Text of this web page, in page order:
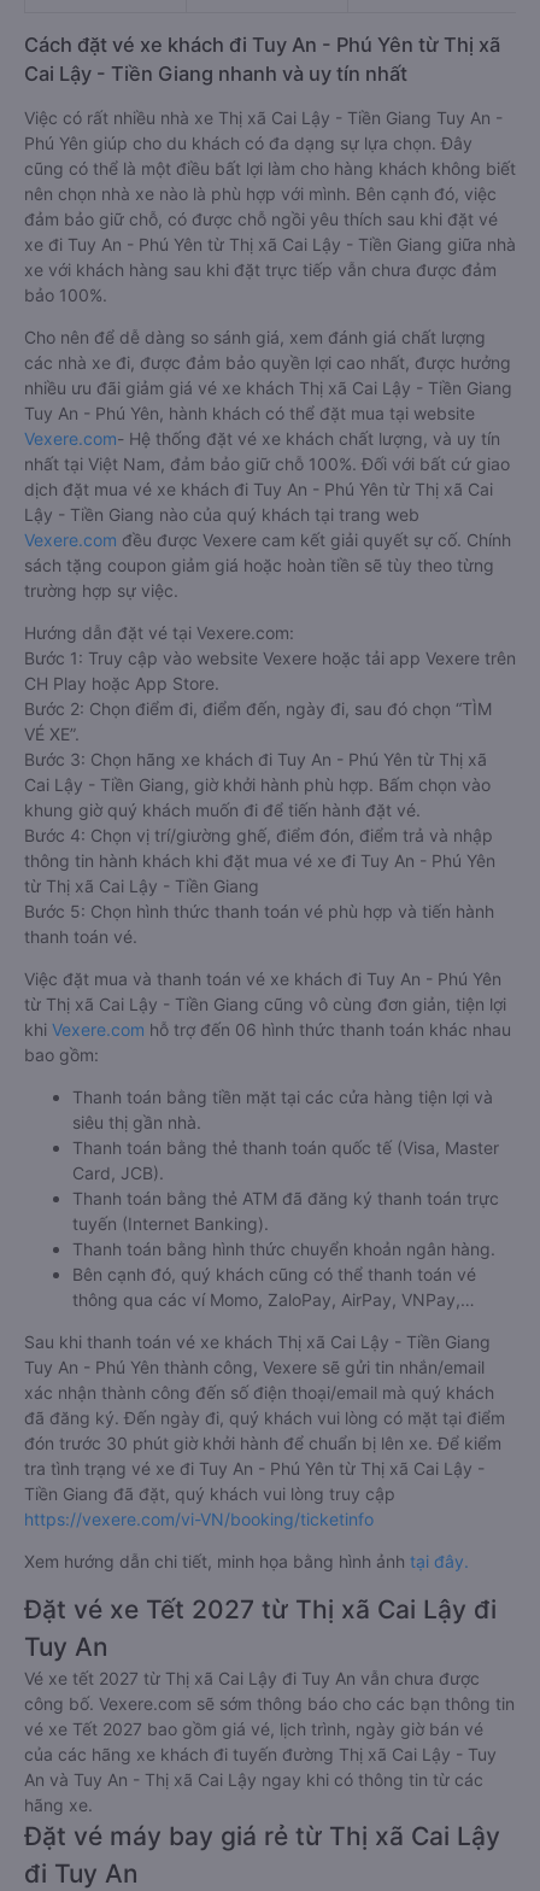
Cách đặt vé xe khách đi Tuy An - Phú Yên từ Thị xã
Cai Lậy - Tiền Giang nhanh và uy tín nhất
Việc có rất nhiều nhà xe Thị xã Cai Lậy - Tiền Giang Tuy An -
Phú Yên giúp cho du khách có đa dạng sự lựa chọn. Đây
cũng có thể là một điều bất lợi làm cho hàng khách không biết
nên chọn nhà xe nào là phù hợp với mình. Bên cạnh đó, việc
đảm bảo giữ chỗ, có được chỗ ngồi yêu thích sau khi đặt vé
xe đi Tuy An - Phú Yên từ Thị xã Cai Lậy - Tiền Giang giữa nhà
xe với khách hàng sau khi đặt trực tiếp vẫn chưa được đảm
bảo 100%.
Cho nên để dễ dàng so sánh giá, xem đánh giá chất lượng
các nhà xe đi, được đảm bảo quyền lợi cao nhất, được hưởng
nhiều ưu đãi giảm giá vé xe khách Thị xã Cai Lậy - Tiền Giang
Tuy An - Phú Yên, hành khách có thể đặt mua tại website
Vexere.com- Hệ thống đặt vé xe khách chất lượng, và uy tín
nhất tại Việt Nam, đảm bảo giữ chỗ 100%. Đối với bất cứ giao
dịch đặt mua vé xe khách đi Tuy An - Phú Yên từ Thị xã Cai
Lậy - Tiền Giang nào của quý khách tại trang web
Vexere.com đều được Vexere cam kết giải quyết sự cố. Chính
sách tặng coupon giảm giá hoặc hoàn tiền sẽ tùy theo từng
trường hợp sự việc.
Hướng dẫn đặt vé tại Vexere.com:
Bước 1: Truy cập vào website Vexere hoặc tải app Vexere trên
CH Play hoặc App Store.
Bước 2: Chọn điểm đi, điểm đến, ngày đi, sau đó chọn “TÌM
VÉ XE”.
Bước 3: Chọn hãng xe khách đi Tuy An - Phú Yên từ Thị xã
Cai Lậy - Tiền Giang, giờ khởi hành phù hợp. Bấm chọn vào
khung giờ quý khách muốn đi để tiến hành đặt vé.
Bước 4: Chọn vị trí/giường ghế, điểm đón, điểm trả và nhập
thông tin hành khách khi đặt mua vé xe đi Tuy An - Phú Yên
từ Thị xã Cai Lậy - Tiền Giang
Bước 5: Chọn hình thức thanh toán vé phù hợp và tiến hành
thanh toán vé.
Việc đặt mua và thanh toán vé xe khách đi Tuy An - Phú Yên
từ Thị xã Cai Lậy - Tiền Giang cũng vô cùng đơn giản, tiện lợi
khi Vexere.com hỗ trợ đến 06 hình thức thanh toán khác nhau
bao gồm:
Thanh toán bằng tiền mặt tại các cửa hàng tiện lợi và
siêu thị gần nhà.
Thanh toán bằng thẻ thanh toán quốc tế (Visa, Master
Card, JCB).
Thanh toán bằng thẻ ATM đã đăng ký thanh toán trực
tuyến (Internet Banking).
Thanh toán bằng hình thức chuyển khoản ngân hàng.
Bên cạnh đó, quý khách cũng có thể thanh toán vé
thông qua các ví Momo, ZaloPay, AirPay, VNPay,…
Sau khi thanh toán vé xe khách Thị xã Cai Lậy - Tiền Giang
Tuy An - Phú Yên thành công, Vexere sẽ gửi tin nhắn/email
xác nhận thành công đến số điện thoại/email mà quý khách
đã đăng ký. Đến ngày đi, quý khách vui lòng có mặt tại điểm
đón trước 30 phút giờ khởi hành để chuẩn bị lên xe. Để kiểm
tra tình trạng vé xe đi Tuy An - Phú Yên từ Thị xã Cai Lậy -
Tiền Giang đã đặt, quý khách vui lòng truy cập
https://vexere.com/vi-VN/booking/ticketinfo
Xem hướng dẫn chi tiết, minh họa bằng hình ảnh tại đây.
Đặt vé xe Tết 2027 từ Thị xã Cai Lậy đi
Tuy An
Vé xe tết 2027 từ Thị xã Cai Lậy đi Tuy An vẫn chưa được
công bố. Vexere.com sẽ sớm thông báo cho các bạn thông tin
vé xe Tết 2027 bao gồm giá vé, lịch trình, ngày giờ bán vé
của các hãng xe khách đi tuyến đường Thị xã Cai Lậy - Tuy
An và Tuy An - Thị xã Cai Lậy ngay khi có thông tin từ các
hãng xe.
Đặt vé máy bay giá rẻ từ Thị xã Cai Lậy
đi Tuy An